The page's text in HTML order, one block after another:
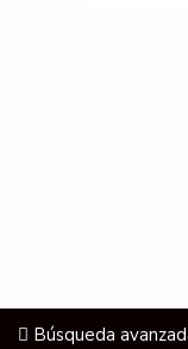
Búsqueda